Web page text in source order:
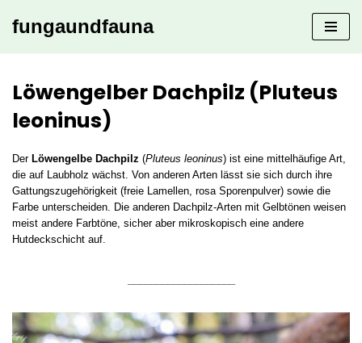
fungaundfauna
Löwengelber Dachpilz (Pluteus
leoninus)
Der Löwengelbe Dachpilz (Pluteus leoninus) ist eine mittelhäufige Art,
die auf Laubholz wächst. Von anderen Arten lässt sie sich durch ihre
Gattungszugehörigkeit (freie Lamellen, rosa Sporenpulver) sowie die
Farbe unterscheiden. Die anderen Dachpilz-Arten mit Gelbtönen weisen
meist andere Farbtöne, sicher aber mikroskopisch eine andere
Hutdeckschicht auf.